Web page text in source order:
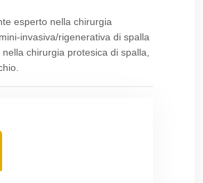
esperto nella chirurgia
invasiva/rigenerativa di spalla
chirurgia protesica di spalla,